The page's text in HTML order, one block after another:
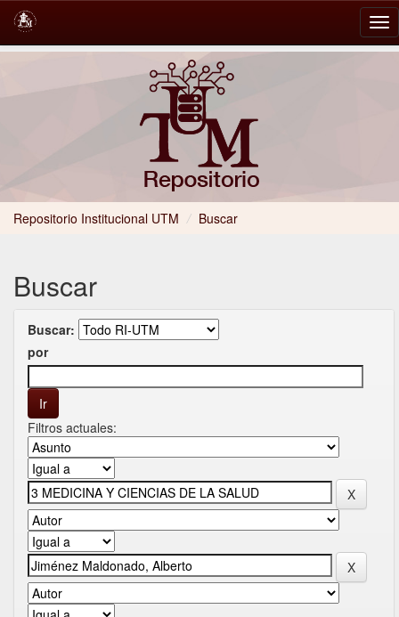
Repositorio Institucional UTM / Buscar
Buscar
Buscar:
por
Filtros actuales: